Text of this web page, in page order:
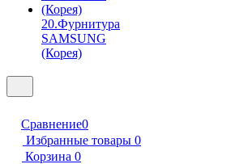
20.Фурнитура
SAMSUNG
(Корея)
Сравнение0
Избранные товары 0
Корзина 0